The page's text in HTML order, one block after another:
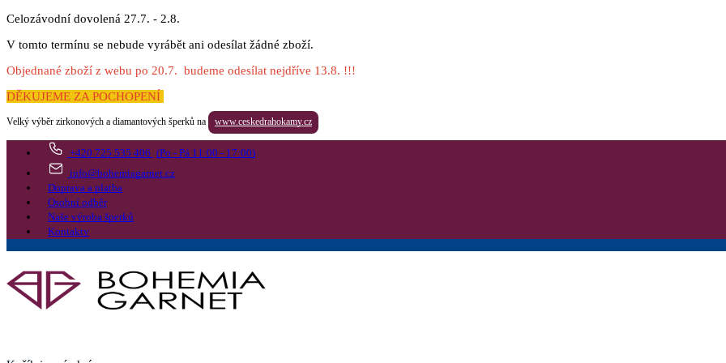
Celozávodní dovolená 27.7. - 2.8.
V tomto termínu se nebude vyrábět ani odesílat žádné zboží.
Objednané zboží z webu po 20.7. budeme odesílat nejdříve 13.8. !!!
DĚKUJEME ZA POCHOPENÍ
Velký výběr zirkonových a diamantových šperků na www.ceskedrahokamy.cz
+420 725 535 406 (Po - Pá 11:00 - 17:00)
info@bohemiagarnet.cz
Doprava a platba
Osobní odběr
Naše výroba šperků
Kontakty